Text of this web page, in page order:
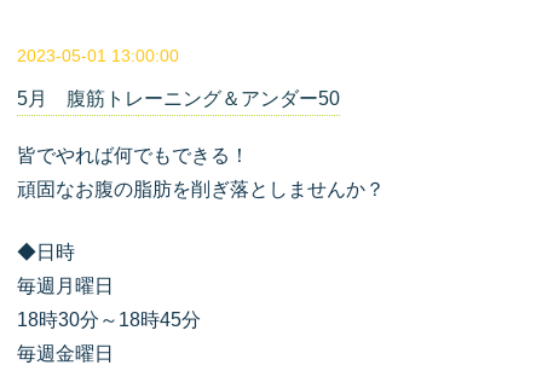
2023-05-01 13:00:00
5月 腹筋トレーニング＆アンダー50
皆でやれば何でもできる！
頑固なお腹の脂肪を削ぎ落としませんか？
◆日時
毎週月曜日
18時30分～18時45分
毎週金曜日